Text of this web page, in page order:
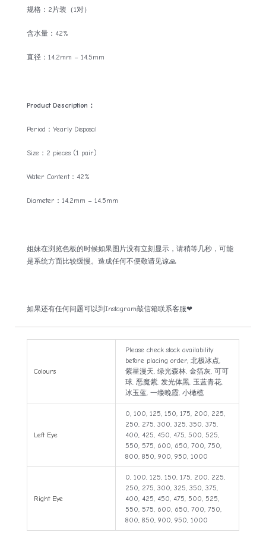
规格：2片装（1对）
含水量：42%
直径：14.2mm – 14.5mm
Product Description：
Period：Yearly Disposal
Size：2 pieces (1 pair)
Water Content：42%
Diameter：14.2mm – 14.5mm
姐妹在浏览色板的时候如果图片没有立刻显示，请稍等几秒，可能
是系统方面比较缓慢。造成任何不便敬请见谅🙏
如果还有任何问题可以到Instagram敲信箱联系客服❤
Colours
Please check stock availability
before placing order, 北极冰点,
紫星漫天, 绿光森林, 金箔灰, 可可
球, 恶魔紫, 发光体黑, 玉蓝青花,
冰玉蓝, 一缕晚霞, 小橄榄
Left Eye
0, 100, 125, 150, 175, 200, 225,
250, 275, 300, 325, 350, 375,
400, 425, 450, 475, 500, 525,
550, 575, 600, 650, 700, 750,
800, 850, 900, 950, 1000
Right Eye
0, 100, 125, 150, 175, 200, 225,
250, 275, 300, 325, 350, 375,
400, 425, 450, 475, 500, 525,
550, 575, 600, 650, 700, 750,
800, 850, 900, 950, 1000